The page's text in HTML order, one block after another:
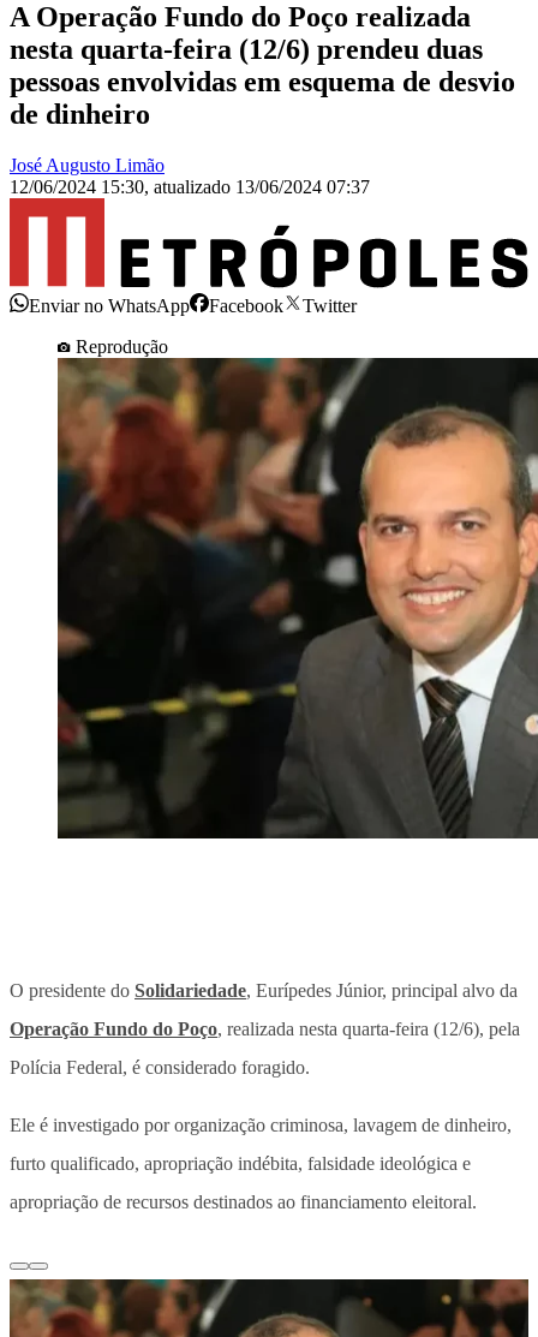
A Operação Fundo do Poço realizada
nesta quarta-feira (12/6) prendeu duas
pessoas envolvidas em esquema de desvio
de dinheiro
José Augusto Limão
12/06/2024 15:30, atualizado 13/06/2024 07:37
Enviar no WhatsApp Facebook
Twitter
Reprodução
O presidente do Solidariedade, Eurípedes Júnior, principal alvo da
Operação Fundo do Poço, realizada nesta quarta-feira (12/6), pela
Polícia Federal, é considerado foragido.
Ele é investigado por organização criminosa, lavagem de dinheiro,
furto qualificado, apropriação indébita, falsidade ideológica e
apropriação de recursos destinados ao financiamento eleitoral.